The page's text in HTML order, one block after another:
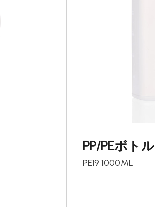
PP/PEボトル
PE19 1000ML